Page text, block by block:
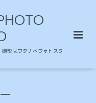
影はワタナベフォトスタ